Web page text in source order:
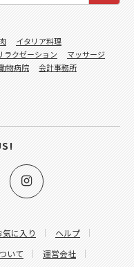
気に入り
ヘルプ
いて
運営会社
イタリア料理
ラクゼーション
マッサージ
物病院
会計事務所